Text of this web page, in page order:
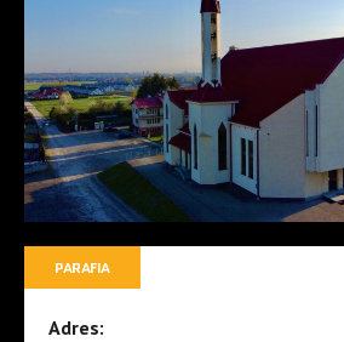
PARAFIA
Adres: